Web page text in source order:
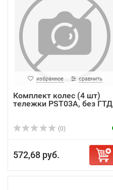
избранное сравнить
Комплект колес (4 шт)
тележки PST03A, без ГТД
(0)
572,68 руб.